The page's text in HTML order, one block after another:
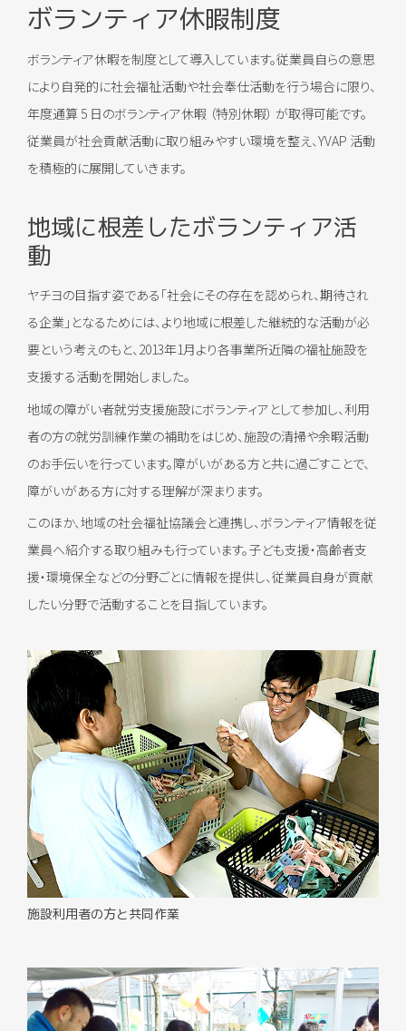
ボランティア休暇制度
ボランティア休暇を制度として導入しています。従業員自らの意思
により自発的に社会福祉活動や社会奉仕活動を行う場合に限り、
年度通算 5 日のボランティア休暇 （特別休暇） が取得可能です。
従業員が社会貢献活動に取り組みやすい環境を整え、YVAP 活動
を積極的に展開していきます。
地域に根差したボランティア活
動
ヤチヨの目指す姿である「社会にその存在を認められ、期待され
る企業」となるためには、より地域に根差した継続的な活動が必
要という考えのもと、2013年1月より各事業所近隣の福祉施設を
支援する活動を開始しました。
地域の障がい者就労支援施設にボランティアとして参加し、利用
者の方の就労訓練作業の補助をはじめ、施設の清掃や余暇活動
のお手伝いを行っています。障がいがある方と共に過ごすことで、
障がいがある方に対する理解が深まります。
このほか、地域の社会福祉協議会と連携し、ボランティア情報を従
業員へ紹介する取り組みも行っています。子ども支援・高齢者支
援・環境保全などの分野ごとに情報を提供し、従業員自身が貢献
したい分野で活動することを目指しています。
施設利用者の方と共同作業